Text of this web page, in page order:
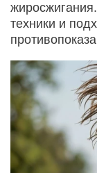
техники и